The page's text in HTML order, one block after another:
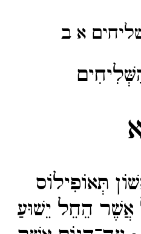
אב
תְּאוֹפִילוֹס
אֲשֶׁר הֵחֵל יֵשׁוּעַ